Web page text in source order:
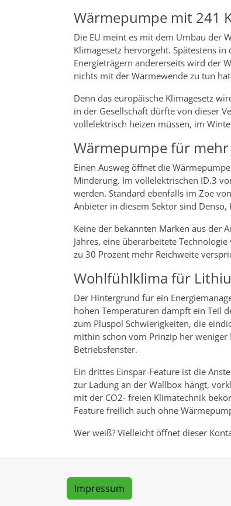
Wärmepumpe mit 241
Die EU meint es mit dem Umbau der
Klimagesetz hervorgeht. Spätestens
Energieträgern andererseits wird der
nichts mit der Wärmewende zu tun
Denn das europäische Klimagesetz
in der Gesellschaft dürfte von dieser
vollelektrisch heizen müssen, im
Wärmepumpe für
Einen Ausweg öffnet die
Minderung. Im vollelektrischen ID.3
werden. Standard ebenfalls im Zoe
Anbieter in diesem Sektor sind Denso,
Keine der bekannten Marken aus der
Jahres, eine überarbeitete
zu 30 Prozent mehr Reichweite
Wohlfühlklima für
Der Hintergrund für ein
hohen Temperaturen dampft ein Teil
zum Pluspol Schwierigkeiten, die
mithin schon vom Prinzip her
Betriebsfenster.
Ein drittes Einspar-Feature ist die
zur Ladung an der Wallbox hängt,
mit der CO2- freien Klimatechnik
Feature freilich auch ohne
Wer weiß? Vielleicht öffnet dieser
Impressum